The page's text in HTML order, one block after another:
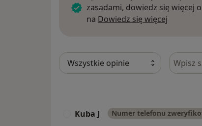
zasadami, dowiedz się więcej
na Dowiedz się więcej
Szukaj
Kuba J Numer telefonu